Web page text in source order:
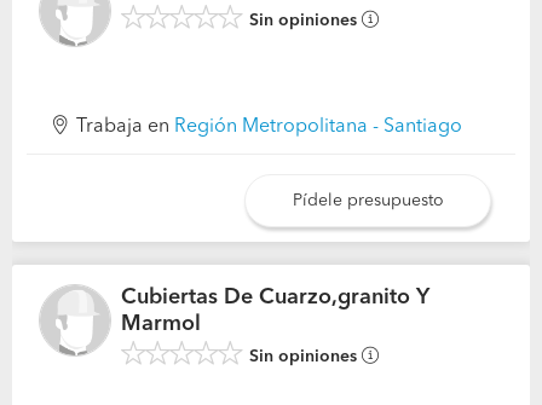
Sin opiniones
Trabaja en Región Metropolitana - Santiago
Pídele presupuesto
Cubiertas De Cuarzo,granito Y
Marmol
Sin opiniones